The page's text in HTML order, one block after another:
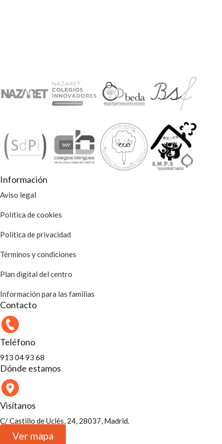
Información
Aviso legal
Política de cookies
Política de privacidad
Términos y condiciones
Plan digital del centro
Información para las familias
Contacto
Teléfono
913 04 93 68
Dónde estamos
Visítanos
C/ Castillo de Uclés, 24, 28037, Madrid.
Ver mapa